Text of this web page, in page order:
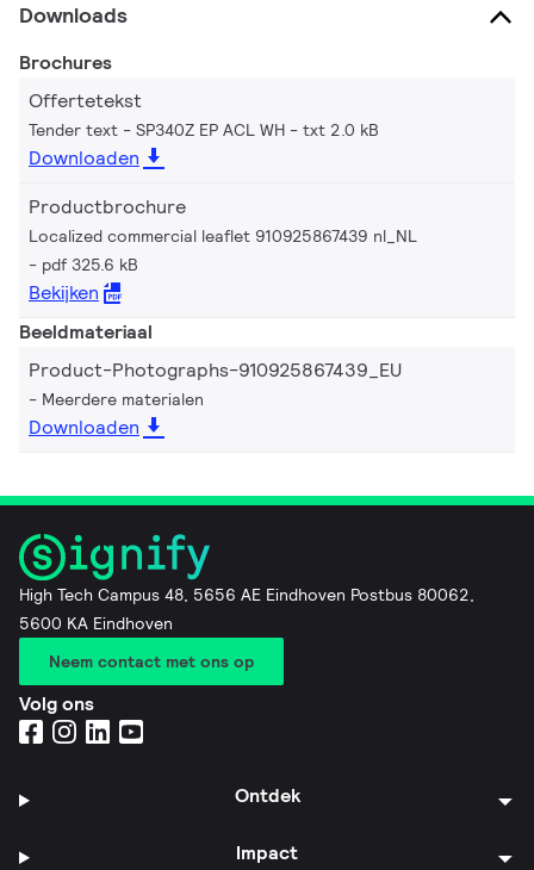
Downloads
Brochures
Offertetekst
Tender text - SP340Z EP ACL WH txt 2.0 kB
Downloaden
Productbrochure
Localized commercial leaflet 910925867439 nl_NL
pdf 325.6 kB
Bekijken
Beeldmateriaal
Product-Photographs-910925867439_EU
Meerdere materialen
Downloaden
High Tech Campus 48, 5656 AE Eindhoven Postbus 80062,
5600 KA Eindhoven
Neem contact met ons op
Volg ons
Ontdek
Impact